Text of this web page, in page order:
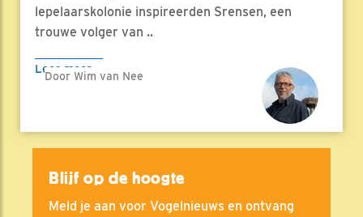
lepelaarskolonie inspireerden Srensen, een
trouwe volger van ..
Lees meer
Door Wim van Nee
Blijf op de hoogte
Meld je aan voor Vogelnieuws en ontvang